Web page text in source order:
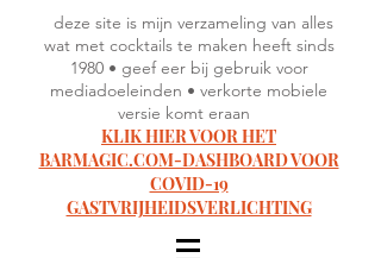
deze site is mijn verzameling van alles
wat met cocktails te maken heeft sinds
1980 • geef eer bij gebruik voor
mediadoeleinden • verkorte mobiele
versie komt eraan
KLIK HIER VOOR HET
BARMAGIC.COM-DASHBOARD VOOR
COVID-19
GASTVRIJHEIDSVERLICHTING